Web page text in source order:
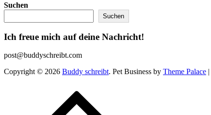
Suchen
Suchen
Ich freue mich auf deine Nachricht!
post@buddyschreibt.com
Copyright © 2026 Buddy schreibt. Pet Business by Theme Palace |